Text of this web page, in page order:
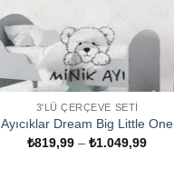
3'LÜ ÇERÇEVE SETI
Ayıcıklar Dream Big Little One
₺819,99 –₺1.049,99Fiyat